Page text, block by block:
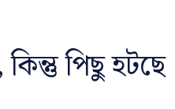
পিছু হটছে